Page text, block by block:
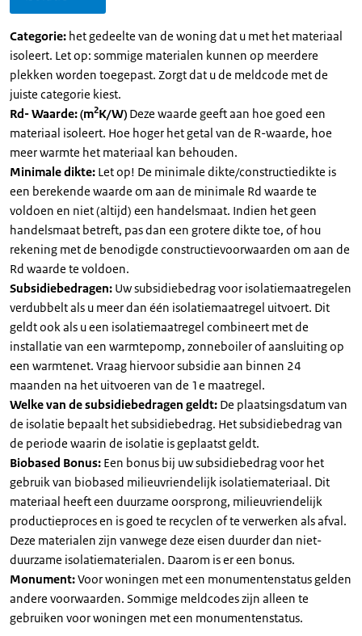
Categorie: het gedeelte van de woning dat u met het materiaal
isoleert. Let op: sommige materialen kunnen op meerdere
plekken worden toegepast. Zorgt dat u de meldcode met de
juiste categorie kiest.
Rd- Waarde: (m2K/W) Deze waarde geeft aan hoe goed een
materiaal isoleert. Hoe hoger het getal van de R-waarde, hoe
meer warmte het materiaal kan behouden.
Minimale dikte: Let op! De minimale dikte/constructiedikte is
een berekende waarde om aan de minimale Rd waarde te
voldoen en niet (altijd) een handelsmaat. Indien het geen
handelsmaat betreft, pas dan een grotere dikte toe, of hou
rekening met de benodigde constructievoorwaarden om aan de
Rd waarde te voldoen.
Subsidiebedragen: Uw subsidiebedrag voor isolatiemaatregelen
verdubbelt als u meer dan één isolatiemaatregel uitvoert. Dit
geldt ook als u een isolatiemaatregel combineert met de
installatie van een warmtepomp, zonneboiler of aansluiting op
een warmtenet. Vraag hiervoor subsidie aan binnen 24
maanden na het uitvoeren van de 1e maatregel.
Welke van de subsidiebedragen geldt: De plaatsingsdatum van
de isolatie bepaalt het subsidiebedrag. Het subsidiebedrag van
de periode waarin de isolatie is geplaatst geldt.
Biobased Bonus: Een bonus bij uw subsidiebedrag voor het
gebruik van biobased milieuvriendelijk isolatiemateriaal. Dit
materiaal heeft een duurzame oorsprong, milieuvriendelijk
productieproces en is goed te recyclen of te verwerken als afval.
Deze materialen zijn vanwege deze eisen duurder dan niet-
duurzame isolatiematerialen. Daarom is er een bonus.
Monument:Voor woningen met een monumentenstatus gelden
andere voorwaarden. Sommige meldcodes zijn alleen te
gebruiken voor woningen met een monumentenstatus.